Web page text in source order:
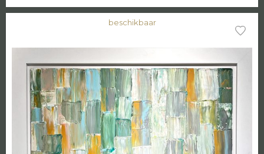
beschikbaar